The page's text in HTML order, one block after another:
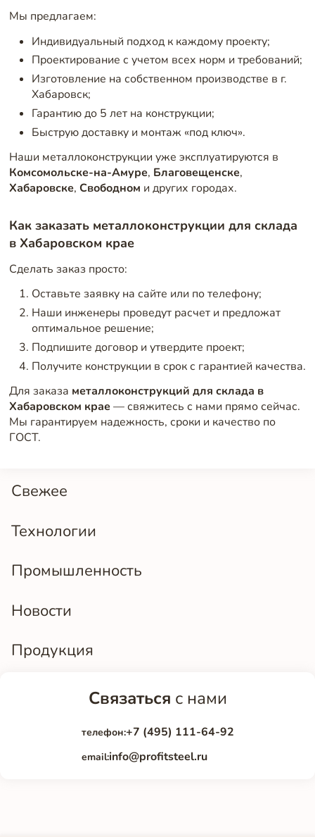
Свежее
Технологии
Промышленность
Новости
Продукция
Мы предлагаем:
Индивидуальный подход к каждому проекту;
Проектирование с учетом всех норм и требований;
Изготовление на собственном производстве в г.
Хабаровск;
Гарантию до 5 лет на конструкции;
Быструю доставку и монтаж «под ключ».
Наши металлоконструкции уже эксплуатируются в
Комсомольске-на-Амуре, Благовещенске,
Хабаровске, Свободном и других городах.
Как заказать металлоконструкции для склада
в Хабаровском крае
Сделать заказ просто:
Оставьте заявку на сайте или по телефону;
Наши инженеры проведут расчет и предложат
оптимальное решение;
Подпишите договор и утвердите проект;
Получите конструкции в срок с гарантией качества.
Для заказа металлоконструкций для склада в
Хабаровском крае— свяжитесь с нами прямо сейчас.
Мы гарантируем надежность, сроки и качество по
ГОСТ.
Связаться с нами
телефон:+7 (495) 111-64-92
email:info@profitsteel.ru